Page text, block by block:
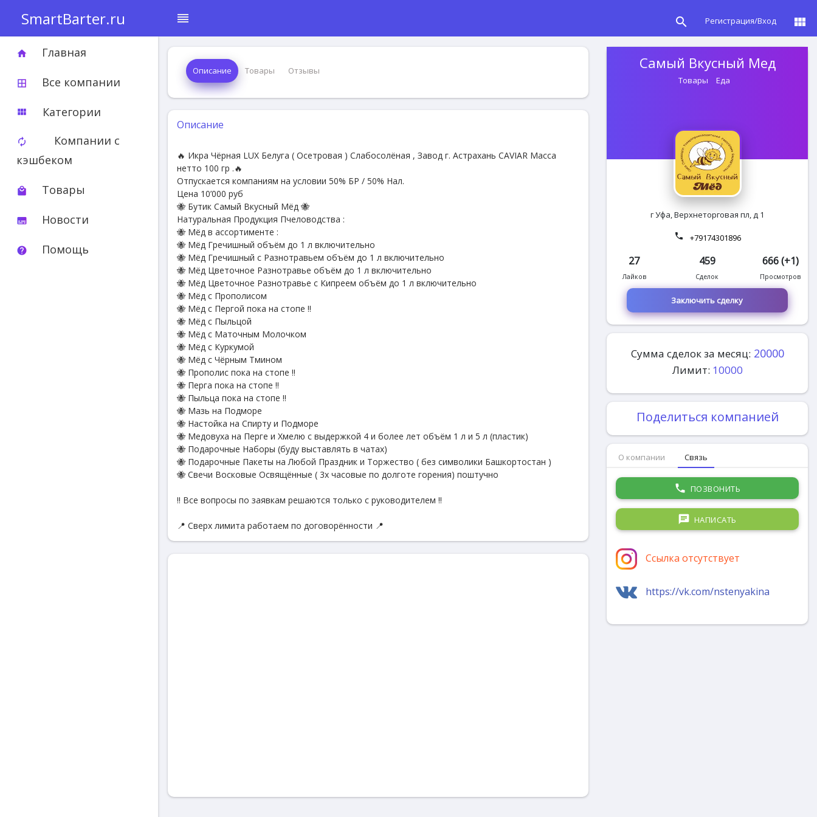
SmartBarter.ru reorder search Регистрация/Вход view_module
home Главная
border_all Все компании
view_module Категории
autorenew
Компании с
кэшбеком
local_mall Товары
subtitles Новости
help Помощь
Самый Вкусный Мед
Товары Еда
г Уфа, Верхнеторговая пл, д 1
phone +79174301896
27
Лайков
459
Сделок
666 (+1)
Просмотров
Заключить сделку
Сумма сделок за месяц: 20000
Лимит: 10000
Поделиться компанией
О компании Связь
phone ПОЗВОНИТЬ
chat НАПИСАТЬ
Ссылка отсутствует
https://vk.com/nstenyakina
Описание Товары Отзывы
Описание
🔥 Икра Чёрная LUX Белуга ( Осетровая ) Слабосолёная , Завод г. Астрахань CAVIAR Масса
нетто 100 гр .🔥
Отпускается компаниям на условии 50% БР / 50% Нал.
Цена 10’000 руб
🐝 Бутик Самый Вкусный Мёд 🐝
Натуральная Продукция Пчеловодства :
🐝 Мёд в ассортименте :
🐝 Мёд Гречишный объём до 1 л включительно
🐝 Мёд Гречишный с Разнотравьем объём до 1 л включительно
🐝 Мёд Цветочное Разнотравье объём до 1 л включительно
🐝 Мёд Цветочное Разнотравье с Кипреем объём до 1 л включительно
🐝 Мёд с Прополисом
🐝 Мёд с Пергой пока на стопе ‼️
🐝 Мёд с Пыльцой
🐝 Мёд с Маточным Молочком
🐝 Мёд с Куркумой
🐝 Мёд с Чёрным Тмином
🐝 Прополис пока на стопе ‼️
🐝 Перга пока на стопе ‼️
🐝 Пыльца пока на стопе ‼️
🐝 Мазь на Подморе
🐝 Настойка на Спирту и Подморе
🐝 Медовуха на Перге и Хмелю с выдержкой 4 и более лет объём 1 л и 5 л (пластик)
🐝 Подарочные Наборы (буду выставлять в чатах)
🐝 Подарочные Пакеты на Любой Праздник и Торжество ( без символики Башкортостан )
🐝 Свечи Восковые Освящённые ( 3х часовые по долготе горения) поштучно
‼️ Все вопросы по заявкам решаются только с руководителем ‼️
📍 Сверх лимита работаем по договорённости 📍